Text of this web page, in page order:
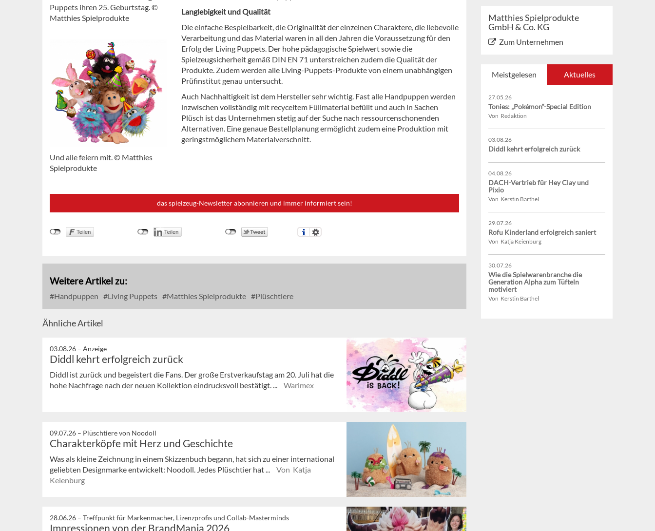
Puppets ihren 25. Geburtstag. ©
Matthies Spielprodukte
Und alle feiern mit. © Matthies
Spielprodukte
Langlebigkeit und Qualität
Die einfache Bespielbarkeit, die Originalität der einzelnen Charaktere, die liebevolle
Verarbeitung und das Material waren in all den Jahren die Voraussetzung für den
Erfolg der Living Puppets. Der hohe pädagogische Spielwert sowie die
Spielzeugsicherheit gemäß DIN EN 71 unterstreichen zudem die Qualität der
Produkte. Zudem werden alle Living-Puppets-Produkte von einem unabhängigen
Prüfinstitut genau untersucht.
Auch Nachhaltigkeit ist dem Hersteller sehr wichtig. Fast alle Handpuppen werden
inzwischen vollständig mit recyceltem Füllmaterial befüllt und auch in Sachen
Plüsch ist das Unternehmen stetig auf der Suche nach ressourcenschonenden
Alternativen. Eine genaue Bestellplanung ermöglicht zudem eine Produktion mit
geringstmöglichem Materialverschnitt.
das spielzeug-Newsletter abonnieren und immer informiert sein!
Weitere Artikel zu:
Handpuppen Living Puppets Matthies Spielprodukte Plüschtiere
Ähnliche Artikel
03.08.26 – Anzeige
Diddl kehrt erfolgreich zurück
Diddl ist zurück und begeistert die Fans. Der große Erstverkaufstag am 20. Juli hat die
hohe Nachfrage nach der neuen Kollektion eindrucksvoll bestätigt. ...
Warimex
09.07.26 – Plüschtiere von Noodoll
Charakterköpfe mit Herz und Geschichte
Was als kleine Zeichnung in einem Skizzenbuch begann, hat sich zu einer international
geliebten Designmarke entwickelt: Noodoll. Jedes Plüschtier hat ...
Von Katja
Keienburg
28.06.26 – Treffpunkt für Markenmacher, Lizenzprofis und Collab-Masterminds
Impressionen von der BrandMania 2026
Matthies Spielprodukte
GmbH & Co. KG
Zum Unternehmen
Meistgelesen Aktuelles
27.05.26
Tonies: „Pokémon“-Special Edition
Von Redaktion
03.08.26
Diddl kehrt erfolgreich zurück
04.08.26
DACH-Vertrieb für Hey Clay und
Pixio
Von Kerstin Barthel
29.07.26
Rofu Kinderland erfolgreich saniert
Von Katja Keienburg
30.07.26
Wie die Spielwarenbranche die
Generation Alpha zum Tüfteln
motiviert
Von Kerstin Barthel